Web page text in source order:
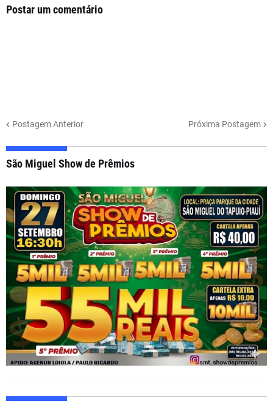
Postar um comentário
Postagem Anterior Próxima Postagem
São Miguel Show de Prêmios